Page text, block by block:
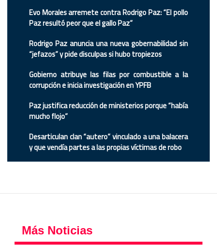
Evo Morales arremete contra Rodrigo Paz: “El pollo
Paz resultó peor que el gallo Paz”
Rodrigo Paz anuncia una nueva gobernabilidad sin
“jefazos” y pide disculpas si hubo tropiezos
Gobierno atribuye las filas por combustible a la
corrupción e inicia investigación en YPFB
Paz justifica reducción de ministerios porque “había
mucho flojo”
Desarticulan clan “autero” vinculado a una balacera
y que vendía partes a las propias víctimas de robo
Más Noticias